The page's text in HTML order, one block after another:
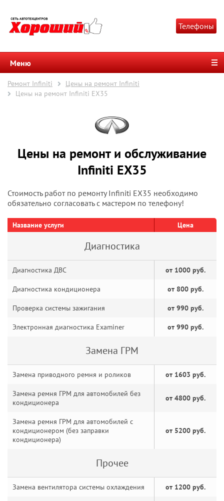
Телефоны
Меню
Ремонт Infiniti
Цены на ремонт Infiniti
Цены на ремонт Infiniti EX35
Цены на ремонт и обслуживание
Infiniti EX35
Стоимость работ по ремонту Infiniti EX35 необходимо
обязательно согласовать с мастером по телефону!
Название услуги Цена
Диагностика
Диагностика ДВС от 1000 руб.
Диагностика кондиционера от 800 руб.
Проверка системы зажигания от 990 руб.
Электронная диагностика Examiner от 990 руб.
Замена ГРМ
Замена приводного ремня и роликов от 1603 руб.
Замена ремня ГРМ для автомобилей без
кондиционера
от 4800 руб.
Замена ремня ГРМ для автомобилей с
кондиционером (без заправки
кондиционера)
от 5200 руб.
Прочее
Замена вентилятора системы охлаждения от 1200 руб.